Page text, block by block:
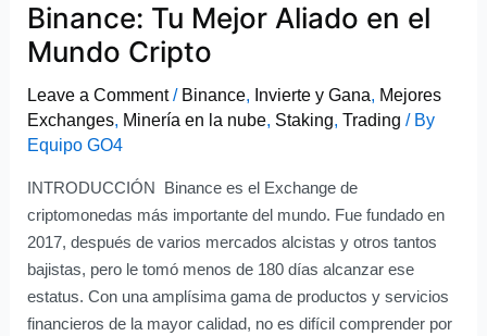
Binance: Tu Mejor Aliado en el
Mundo Cripto
Leave a Comment / Binance, Invierte y Gana, Mejores
Exchanges, Minería en la nube, Staking, Trading / By
Equipo GO4
INTRODUCCIÓN Binance es el Exchange de
criptomonedas más importante del mundo. Fue fundado en
2017, después de varios mercados alcistas y otros tantos
bajistas, pero le tomó menos de 180 días alcanzar ese
estatus. Con una amplísima gama de productos y servicios
financieros de la mayor calidad, no es difícil comprender por
Aliado
en
Mundo
Cripto